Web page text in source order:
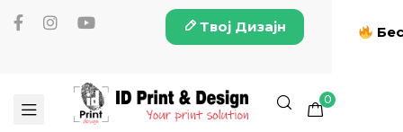
Твој Дизајн
0